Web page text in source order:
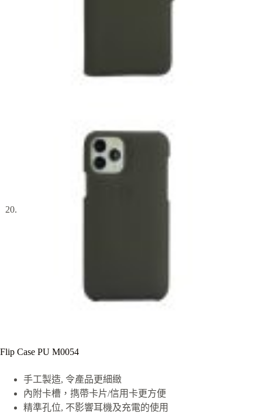
Flip Case PU M0054
手工製造, 令產品更細緻
內附卡槽，擕帶卡片/信用卡更方便
精準孔位, 不影響耳機及充電的使用